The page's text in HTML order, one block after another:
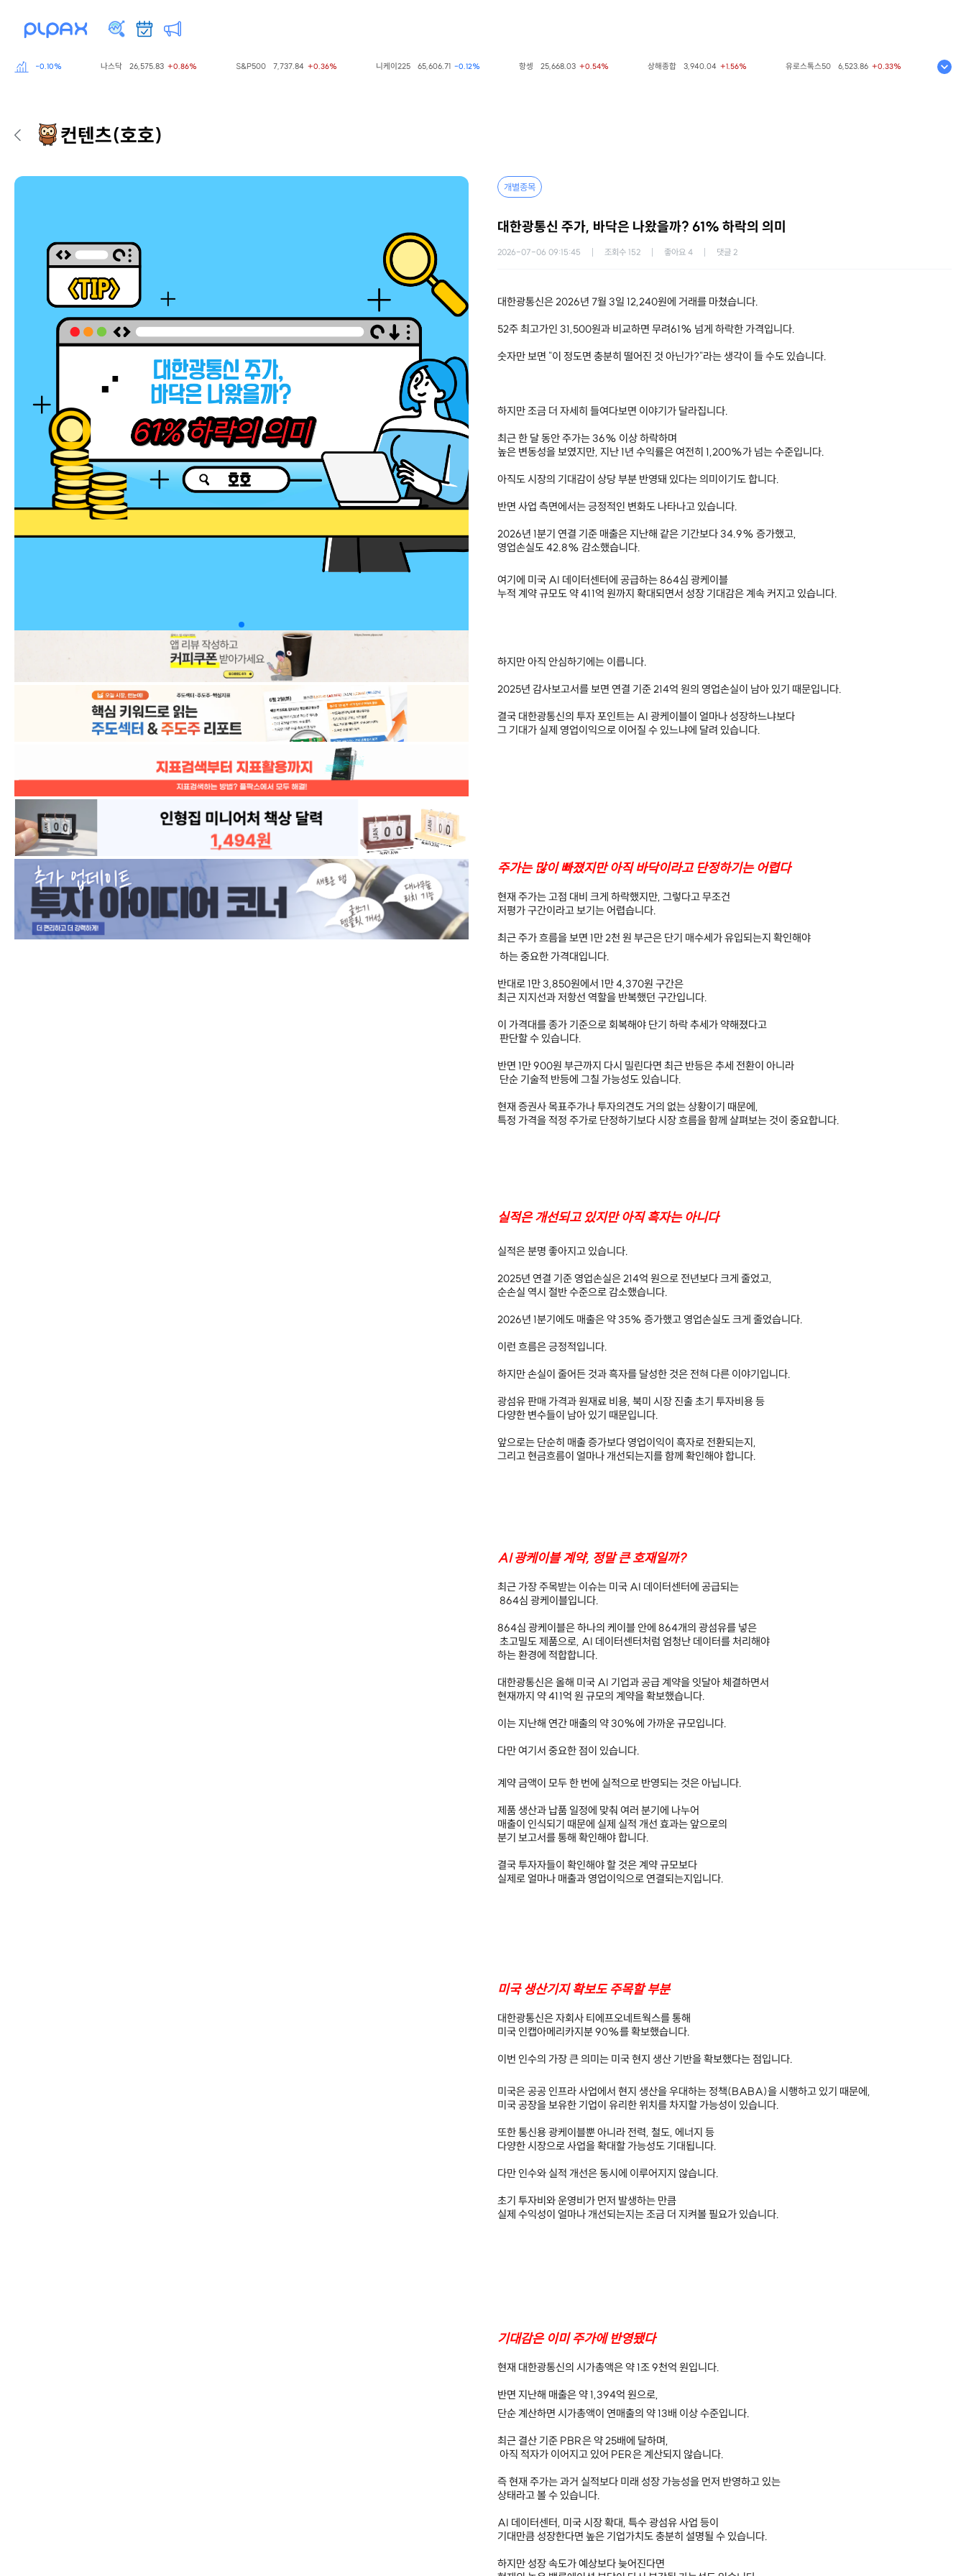
-0.10% 나스닥 26,575.83 +0.86% S&P500 7,737.84 +0.36% 니케이225 65,606.71 -0.12% 25,668.03 +0.54% 상해종합 3,940.04 +1.56% 유로스톡스50 6,523.86 +0.33% 코스피
컨텐츠(호호)
개별종목
대한광통신 주가, 바닥은 나왔을까? 61% 하락의 의미
2026-07-06 09:15:45 조회수 152 좋아요 4 댓글 2
대한광통신은 2026년 7월 3일 12,240원에 거래를 마쳤습니다.
52주 최고가인 31,500원과 비교하면 무려61% 넘게 하락한 가격입니다.
숫자만 보면 "이 정도면 충분히 떨어진 것 아닌가?"라는 생각이 들 수도 있습니다.
하지만 조금 더 자세히 들여다보면 이야기가 달라집니다.
최근 한 달 동안 주가는 36% 이상 하락하며
높은 변동성을 보였지만, 지난 1년 수익률은 여전히 1,200%가 넘는 수준입니다.
아직도 시장의 기대감이 상당 부분 반영돼 있다는 의미이기도 합니다.
반면 사업 측면에서는 긍정적인 변화도 나타나고 있습니다.
2026년 1분기 연결 기준 매출은 지난해 같은 기간보다 34.9% 증가했고,
영업손실도 42.8% 감소했습니다.
여기에 미국 AI 데이터센터에 공급하는 864심 광케이블
누적 계약 규모도 약 411억 원까지 확대되면서 성장 기대감은 계속 커지고 있습니다.
하지만 아직 안심하기에는 이릅니다.
2025년 감사보고서를 보면 연결 기준 214억 원의 영업손실이 남아 있기 때문입니다.
결국 대한광통신의 투자 포인트는 AI 광케이블이 얼마나 성장하느냐보다
그 기대가 실제 영업이익으로 이어질 수 있느냐에 달려 있습니다.
주가는 많이 빠졌지만 아직 바닥이라고 단정하기는 어렵다
현재 주가는 고점 대비 크게 하락했지만, 그렇다고 무조건
저평가 구간이라고 보기는 어렵습니다.
최근 주가 흐름을 보면 1만 2천 원 부근은 단기 매수세가 유입되는지 확인해야
하는 중요한 가격대입니다.
반대로 1만 3,850원에서 1만 4,370원 구간은
최근 지지선과 저항선 역할을 반복했던 구간입니다.
이 가격대를 종가 기준으로 회복해야 단기 하락 추세가 약해졌다고
판단할 수 있습니다.
반면 1만 900원 부근까지 다시 밀린다면 최근 반등은 추세 전환이 아니라
단순 기술적 반등에 그칠 가능성도 있습니다.
현재 증권사 목표주가나 투자의견도 거의 없는 상황이기 때문에,
특정 가격을 적정 주가로 단정하기보다 시장 흐름을 함께 살펴보는 것이 중요합니다.
실적은 개선되고 있지만 아직 흑자는 아니다
실적은 분명 좋아지고 있습니다.
2025년 연결 기준 영업손실은 214억 원으로 전년보다 크게 줄었고,
순손실 역시 절반 수준으로 감소했습니다.
2026년 1분기에도 매출은 약 35% 증가했고 영업손실도 크게 줄었습니다.
이런 흐름은 긍정적입니다.
하지만 손실이 줄어든 것과 흑자를 달성한 것은 전혀 다른 이야기입니다.
광섬유 판매 가격과 원재료 비용, 북미 시장 진출 초기 투자비용 등
다양한 변수들이 남아 있기 때문입니다.
앞으로는 단순히 매출 증가보다 영업이익이 흑자로 전환되는지,
그리고 현금흐름이 얼마나 개선되는지를 함께 확인해야 합니다.
AI 광케이블 계약, 정말 큰 호재일까?
최근 가장 주목받는 이슈는 미국 AI 데이터센터에 공급되는
864심 광케이블입니다.
864심 광케이블은 하나의 케이블 안에 864개의 광섬유를 넣은
초고밀도 제품으로, AI 데이터센터처럼 엄청난 데이터를 처리해야
하는 환경에 적합합니다.
대한광통신은 올해 미국 AI 기업과 공급 계약을 잇달아 체결하면서
현재까지 약 411억 원 규모의 계약을 확보했습니다.
이는 지난해 연간 매출의 약 30%에 가까운 규모입니다.
다만 여기서 중요한 점이 있습니다.
계약 금액이 모두 한 번에 실적으로 반영되는 것은 아닙니다.
제품 생산과 납품 일정에 맞춰 여러 분기에 나누어
매출이 인식되기 때문에 실제 실적 개선 효과는 앞으로의
분기 보고서를 통해 확인해야 합니다.
결국 투자자들이 확인해야 할 것은 계약 규모보다
실제로 얼마나 매출과 영업이익으로 연결되는지입니다.
미국 생산기지 확보도 주목할 부분
대한광통신은 자회사 티에프오네트웍스를 통해
미국 인캡아메리카지분 90%를 확보했습니다.
이번 인수의 가장 큰 의미는 미국 현지 생산 기반을 확보했다는 점입니다.
미국은 공공 인프라 사업에서 현지 생산을 우대하는 정책(BABA)을 시행하고 있기 때문에,
미국 공장을 보유한 기업이 유리한 위치를 차지할 가능성이 있습니다.
또한 통신용 광케이블뿐 아니라 전력, 철도, 에너지 등
다양한 시장으로 사업을 확대할 가능성도 기대됩니다.
다만 인수와 실적 개선은 동시에 이루어지지 않습니다.
초기 투자비와 운영비가 먼저 발생하는 만큼
실제 수익성이 얼마나 개선되는지는 조금 더 지켜볼 필요가 있습니다.
기대감은 이미 주가에 반영됐다
현재 대한광통신의 시가총액은 약 1조 9천억 원입니다.
반면 지난해 매출은 약 1,394억 원으로,
단순 계산하면 시가총액이 연매출의 약 13배 이상 수준입니다.
최근 결산 기준 PBR은 약 25배에 달하며,
아직 적자가 이어지고 있어 PER은 계산되지 않습니다.
즉 현재 주가는 과거 실적보다 미래 성장 가능성을 먼저 반영하고 있는
상태라고 볼 수 있습니다.
AI 데이터센터, 미국 시장 확대, 특수 광섬유 사업 등이
기대만큼 성장한다면 높은 기업가치도 충분히 설명될 수 있습니다.
하지만 성장 속도가 예상보다 늦어진다면